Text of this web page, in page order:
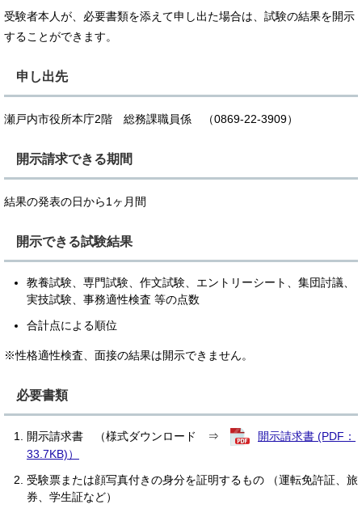
受験者本人が、必要書類を添えて申し出た場合は、試験の結果を開示
することができます。
申し出先
瀬戸内市役所本庁2階 総務課職員係 （0869-22-3909）
開示請求できる期間
結果の発表の日から1ヶ月間
開示できる試験結果
教養試験、専門試験、作文試験、エントリーシート、集団討議、
実技試験、事務適性検査 等の点数
合計点による順位
※性格適性検査、面接の結果は開示できません。
必要書類
開示請求書 （様式ダウンロード ⇒
開示請求書 (PDF：
33.7KB)）
受験票または顔写真付きの身分を証明するもの （運転免許証、旅
券、学生証など）